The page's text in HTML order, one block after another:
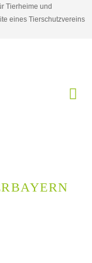
Tierheime und
eines Tierschutzvereins